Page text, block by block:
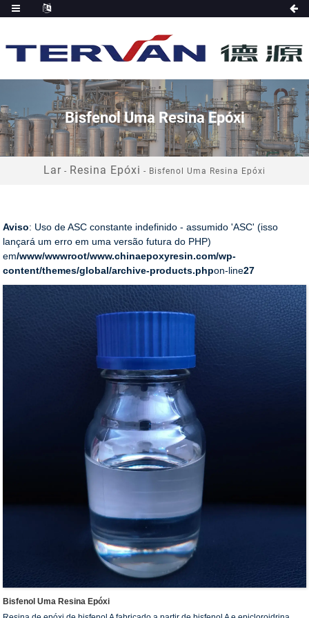
Bisfenol Uma Resina Epóxi
Lar - Resina Epóxi - Bisfenol Uma Resina Epóxi
Aviso: Uso de ASC constante indefinido - assumido 'ASC' (isso
lançará um erro em uma versão futura do PHP)
em/www/wwwroot/www.chinaepoxyresin.com/wp-
content/themes/global/archive-products.phpon-line27
Bisfenol Uma Resina Epóxi